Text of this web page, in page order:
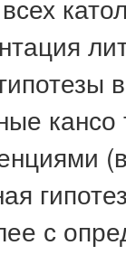
кансо
с